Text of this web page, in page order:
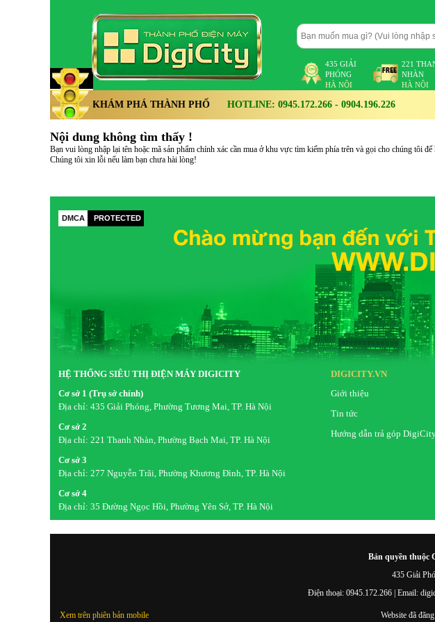
435 GIẢI
PHÓNG
HÀ NỘI
221
NHÀN
HÀ NỘI
KHÁM PHÁ THÀNH PHỐ HOTLINE: 0945.172.266 - 0904.196.226
Nội dung không tìm thấy !
Bạn vui lòng nhập lại tên hoặc mã sản phẩm chính xác cần mua ở khu vực tìm kiếm phía trên và gọi cho chúng tôi
Chúng tôi xin lỗi nếu làm bạn chưa hài lòng!
DMCA PROTECTED
HỆ THỐNG SIÊU THỊ ĐIỆN MÁY DIGICITY
Cơ sở 1 (Trụ sở chính)
Địa chỉ: 435 Giải Phóng, Phường Tương Mai, TP. Hà Nội
Cơ sở 2
Địa chỉ: 221 Thanh Nhàn, Phường Bạch Mai, TP. Hà Nội
Cơ sở 3
Địa chỉ: 277 Nguyễn Trãi, Phường Khương Đình, TP. Hà Nội
Cơ sở 4
Địa chỉ: 35 Đường Ngọc Hồi, Phường Yên Sở, TP. Hà Nội
DIGICITY.VN
Giới thiệu
Tin tức
Hướng dẫn trả góp
Bản quyền thuộc
435 Giải
Điện thoại: 0945.172.266 | Email:
Xem trên phiên bản mobile Website đã